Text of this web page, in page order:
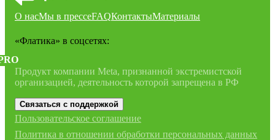
О насМы в прессеFAQКонтактыМатериалы
«Флатика» в соцсетях:
Продукт компании Meta, признанной экстремистской
организацией, деятельность которой запрещена в РФ
Связаться с поддержкой
Пользовательское соглашение
Политика в отношении обработки персональных данных